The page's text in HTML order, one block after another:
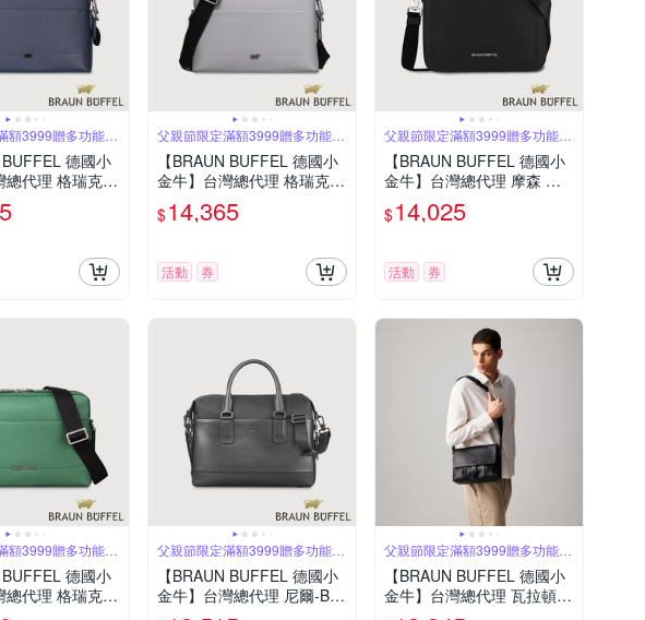
額3999贈多功能鑰
BUFFEL 德國小
總代理 格瑞克-E
-深藍/BF573-T
父親節限定滿額3999贈多功能鑰
匙圈
【BRAUN BUFFEL 德國小
金牛】台灣總代理 格瑞克-E
橫式斜背包-石灰白/BF573-
TW61-CGY
$14,365
活動 券
父親節限定滿額3999贈多功能鑰
匙圈
【BRAUN BUFFEL 德國小
金牛】台灣總代理 摩森 橫
式斜背包-黑色/BF562-61-B
K
$14,025
活動 券
額3999贈多功能鑰
BUFFEL 德國小
格瑞克D
-孔雀石綠/BF51
父親節限定滿額3999贈多功能鑰
匙圈
【BRAUN BUFFEL 德國小
金牛】台灣總代理 尼爾-B
公事包-黑色/BF522-65-BK
父親節限定滿額3999贈多功能鑰
匙圈
【BRAUN BUFFEL 德國小
金牛】台灣總代理 瓦拉頓-A
小橫式斜背包-黑色/BF568-